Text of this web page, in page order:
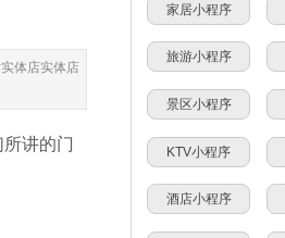
家居小程序
旅游小程序
景区小程序
KTV小程序
酒店小程序
体店实体店
讲的门